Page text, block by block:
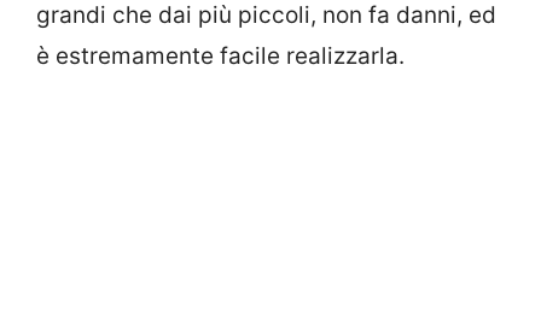
grandi che dai più piccoli, non fa danni, ed
è estremamente facile realizzarla.